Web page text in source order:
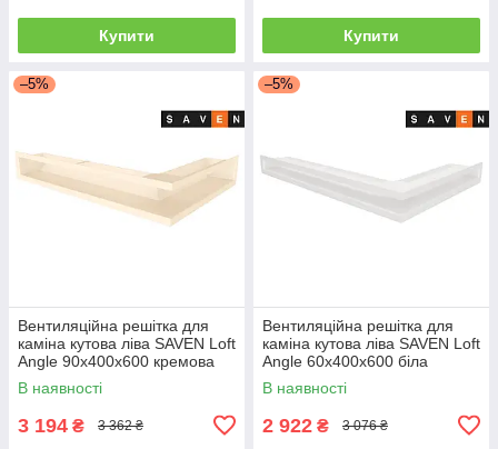
Купити Купити
–5%
Вентиляційна решітка для
каміна кутова ліва SAVEN Loft
Angle 90х400х600 кремова
В наявності
3 194 ₴ 3 362 ₴
–5%
Вентиляційна решітка для
каміна кутова ліва SAVEN Loft
Angle 60х400х600 біла
В наявності
2 922 ₴ 3 076 ₴